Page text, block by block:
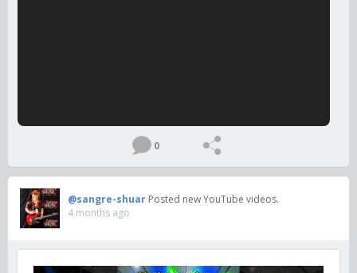
0
@sangre-shuar Posted new YouTube videos.
4 months ago